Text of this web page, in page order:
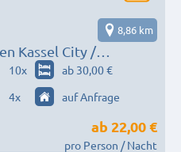
Kassel City /
015738827905
8,86 km
10x
ab 30,00 €
4x auf Anfrage
ab 22,00 €
pro Person / Nacht